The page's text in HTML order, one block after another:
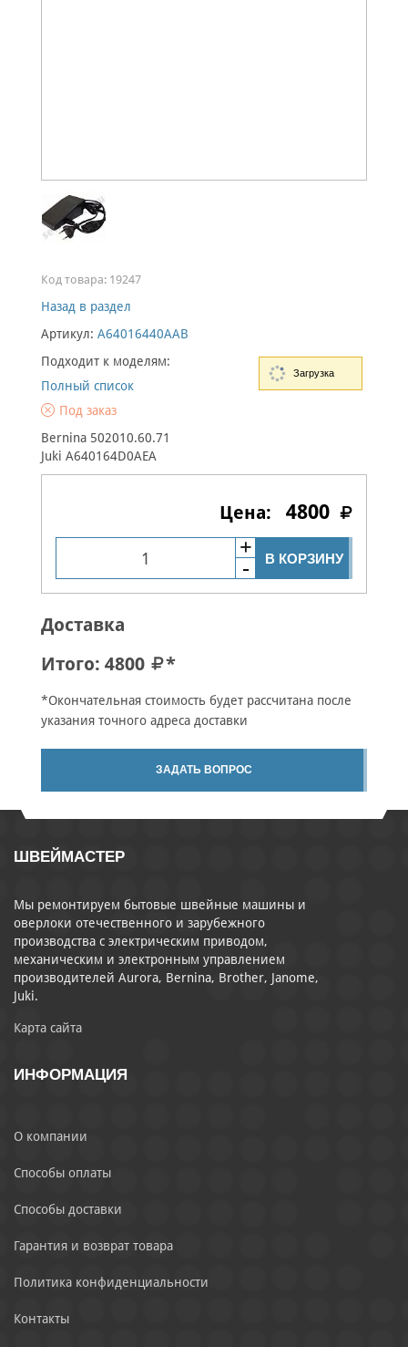
Код товара: 19247
Назад в раздел
Артикул: A64016440AAB
Подходит к моделям:
Полный список
Под заказ
Bernina 502010.60.71
Juki A640164D0AEA
4800
В КОРЗИНУ
Доставка
Итого: 4800 *
*Окончательная стоимость будет рассчитана после
указания точного адреса доставки
ЗАДАТЬ ВОПРОС
ШВЕЙМАСТЕР
Мы ремонтируем бытовые швейные машины и
оверлоки отечественного и зарубежного
производства с электрическим приводом,
механическим и электронным управлением
производителей Aurora, Bernina, Brother, Janome,
Juki.
Карта сайта
ИНФОРМАЦИЯ
О компании
Способы оплаты
Способы доставки
Гарантия и возврат товара
Политика конфиденциальности
Контакты
Загрузка